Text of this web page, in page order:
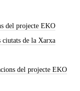
del projecte EKO
ciutats de la Xarxa
del projecte EKO